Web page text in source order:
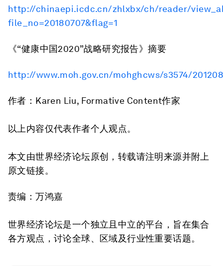
http://chinaepi.icdc.cn/zhlxbx/ch/reader/
file_no=20180707&flag=1
《“健康中国2020”战略研究报告》摘要
http://www.moh.gov.cn/mohghcws/s3574/
作者：Karen Liu, Formative Content作家
以上内容仅代表作者个人观点。
本文由世界经济论坛原创，转载请注明来源并附上
原文链接。
责编：万鸿嘉
世界经济论坛是一个独立且中立的平台，旨在集合
各方观点，讨论全球、区域及行业性重要话题。